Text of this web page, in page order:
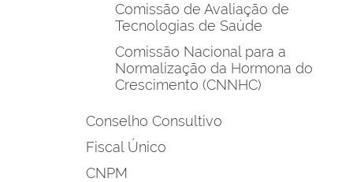
Comissão de Avaliação de
Tecnologias de Saúde
Comissão Nacional para a
Normalização da Hormona do
Crescimento (CNNHC)
Conselho Consultivo
Fiscal Único
CNPM